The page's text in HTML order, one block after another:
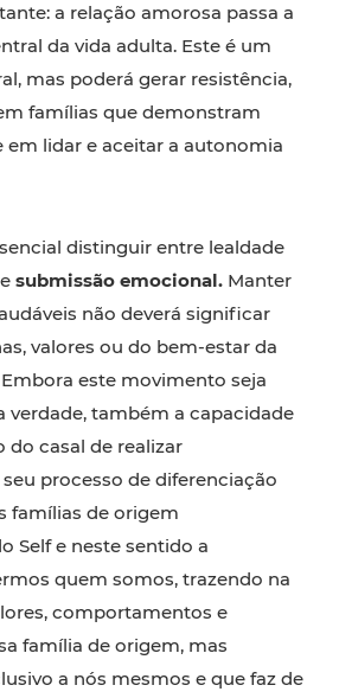
a relação amorosa passa a
da vida adulta. Este é um
mas poderá gerar resistência,
famílias que demonstram
lidar e aceitar a autonomia
distinguir entre lealdade
submissão emocional. Manter
não deverá significar
valores ou do bem-estar da
este movimento seja
verdade, também a capacidade
do casal de realizar
processo de diferenciação
famílias de origem
Self e neste sentido a
quem somos, trazendo na
comportamentos e
família de origem, mas
a nós mesmos e que faz de